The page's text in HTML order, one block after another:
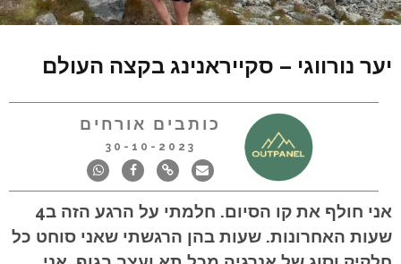
יער נורווגי – סקייראנינג בקצה העולם
כותבים אורחים
30-10-2023
אני חולף את קו הסיום. חלמתי על הרגע הזה ב4
שעות האחרונות. שעות בהן הרגשתי שאני סוחט כל